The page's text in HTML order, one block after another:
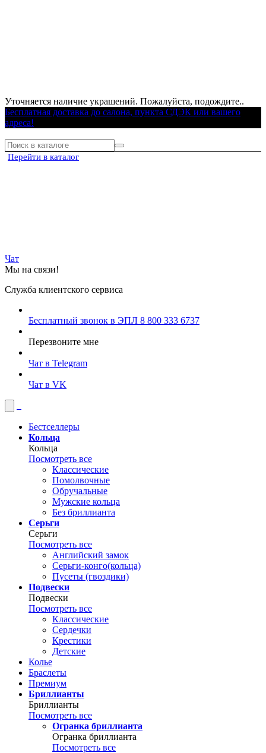
Уточняется наличие украшений. Пожалуйста, подождите..
Бесплатная доставка до салона, пункта СДЭК или вашего
адреса!
Перейти в каталог
Чат
Мы на связи!
Служба клиентского сервиса
Бесплатный звонок в ЭПЛ 8 800 333 6737
Перезвоните мне
Чат в Telegram
Чат в VK
Бестселлеры
Кольца
Кольца
Посмотреть все
Классические
Помолвочные
Обручальные
Мужские кольца
Без бриллианта
Серьги
Серьги
Посмотреть все
Английский замок
Серьги-конго(кольца)
Пусеты (гвоздики)
Подвески
Подвески
Посмотреть все
Классические
Сердечки
Крестики
Детские
Колье
Браслеты
Премиум
Бриллианты
Бриллианты
Посмотреть все
Огранка бриллианта
Огранка бриллианта
Посмотреть все